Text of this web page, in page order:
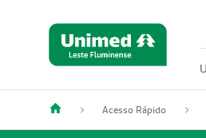
Acesso Rápido